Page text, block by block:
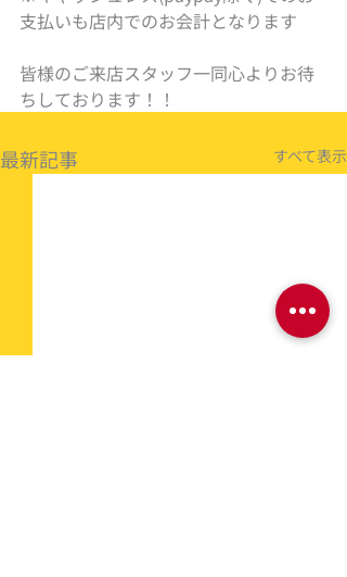
支払いも店内でのお会計となります
皆様のご来店スタッフ一同心よりお待
ちしております！！
最新記事 すべて表示